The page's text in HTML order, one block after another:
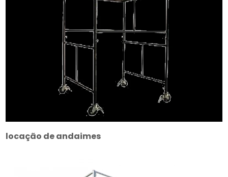
locação de andaimes